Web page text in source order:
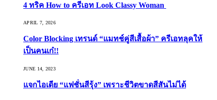
4 ทริค How to ครีเอท Look Classy Woman
APRIL 7, 2026
Color Blocking เทรนด์ “แมทช์คู่สีเสื้อผ้า” ครีเอทลุคให้
เป็นคนเก๋!!
JUNE 14, 2023
แจกไอเดีย “แฟชั่นสีรุ้ง” เพราะชีวิตขาดสีสันไม่ได้